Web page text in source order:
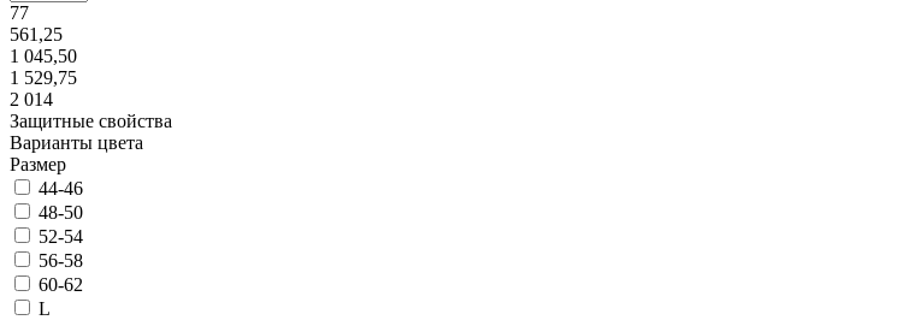
77
561,25
1 045,50
1 529,75
2 014
Защитные свойства
Варианты цвета
Размер
44-46
48-50
52-54
56-58
60-62
L